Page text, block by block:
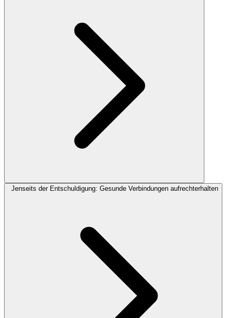
Jenseits der Entschuldigung: Gesunde Verbindungen aufrechterhalten